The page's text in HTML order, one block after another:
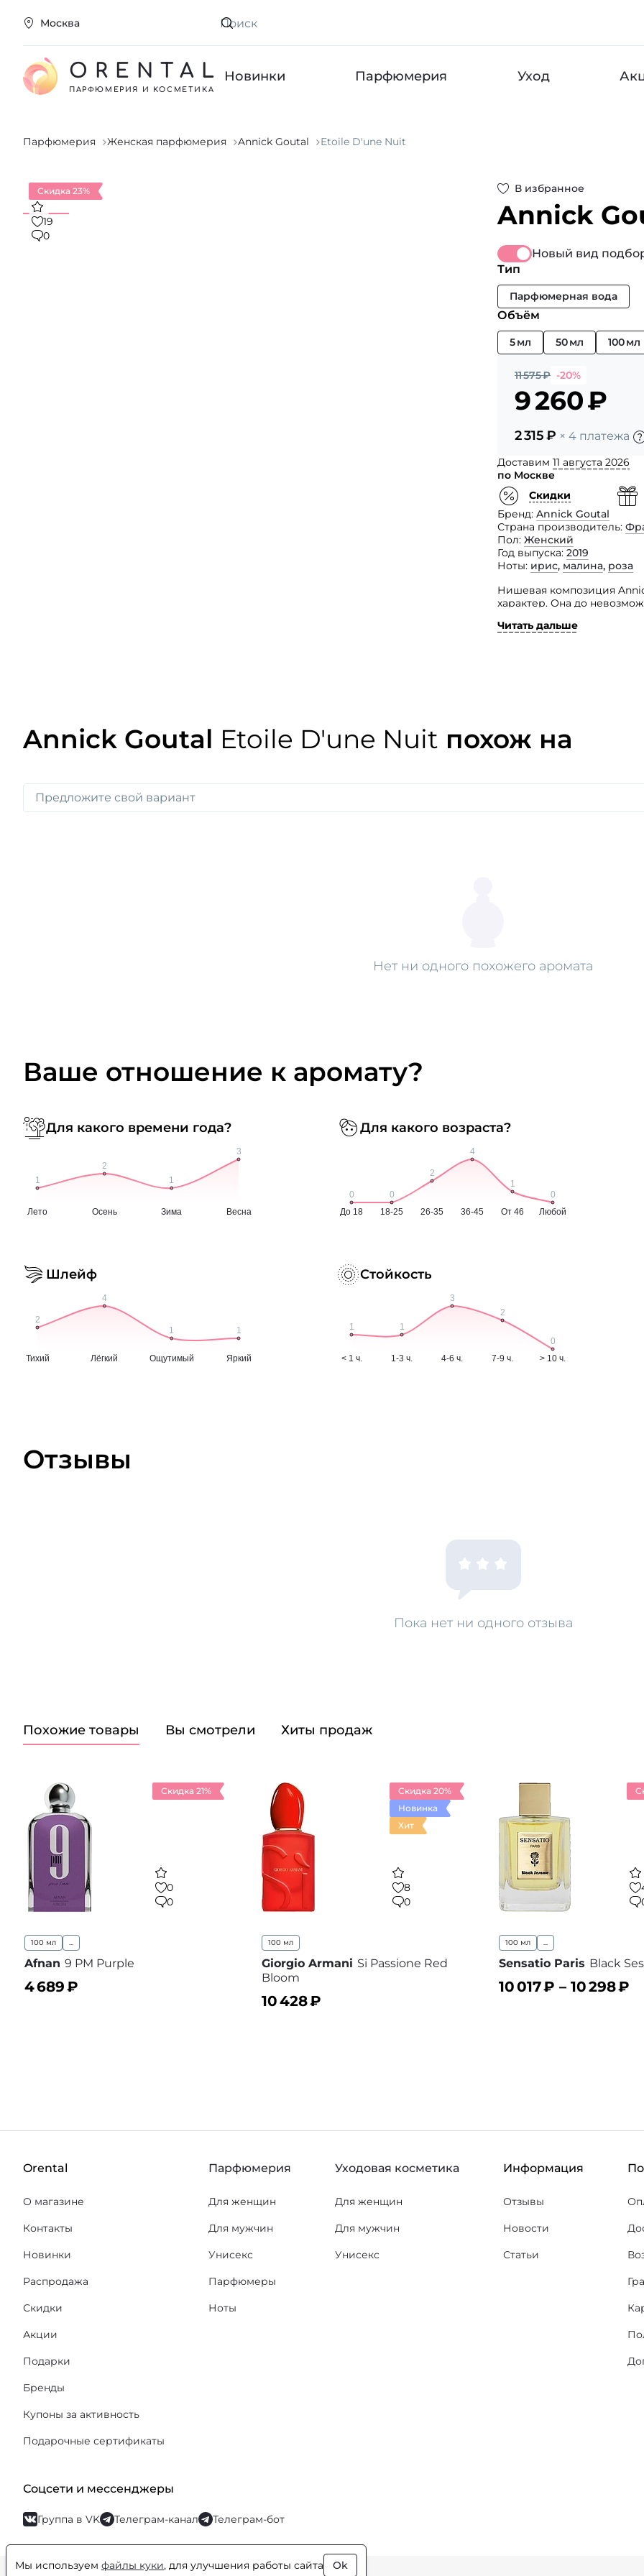
Москва Искать
ORENTAL
ПАРФЮМЕРИЯ И КОСМЕТИКА
Новинки Парфюмерия Уход
Парфюмерия Женская парфюмерия Annick Goutal Etoile D'une Nuit
В избранное
Annick
Скидка 23%
19
0
Новый вид
Тип
Парфюмерная вода
Объём
5 мл 50 мл 100 мл
11 575₽ -20%
9 260₽
2 315₽ × 4 платежа
Доставим 11 августа 2026
по Москве
Скидки
Бренд Annick Goutal
Страна производитель
Пол Женский
Год выпуска 2019
Ноты ирис, малина, роза
Нишевая композиция
характер. Она до
Читать дальше
Annick Goutal Etoile D'une Nuit похож на
Нет ни одного похожего аромата
Ваше отношение к аромату?
Для какого времени года? Для какого возраста?
Шлейф Стойкость
Отзывы
Пока нет ни одного отзыва
Похожие товары Вы смотрели Хиты продаж
Скидка 21%
0
0
100 мл ...
Afnan 9 PM Purple
4 689₽
Скидка 20%
Новинка
Хит
8
0
100 мл
Giorgio Armani Si Passione Red
Bloom
10 428₽
100 мл ...
Sensatio Paris Black
10 017₽ – 10 298₽
Orental
О магазине
Контакты
Новинки
Распродажа
Скидки
Акции
Подарки
Бренды
Купоны за активность
Подарочные сертификаты
Парфюмерия
Для женщин
Для мужчин
Унисекс
Парфюмеры
Ноты
Уходовая косметика
Для женщин
Для мужчин
Унисекс
Информация
Отзывы
Новости
Статьи
Соцсети и мессенджеры
Группа в VK Телеграм-канал Телеграм-бот
© Orental.ru 2007–2026Интернет-магазин парфюмерии и косметики
Мы используем файлы куки, для улучшения работы сайта Ok